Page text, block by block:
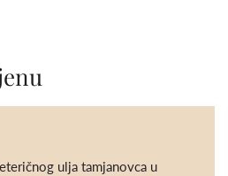
ulja tamjanovca u